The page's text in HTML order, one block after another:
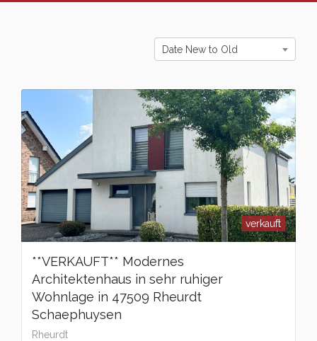
Date New to Old
verkauft
**VERKAUFT** Modernes
Architektenhaus in sehr ruhiger
Wohnlage in 47509 Rheurdt
Schaephuysen
Rheurdt